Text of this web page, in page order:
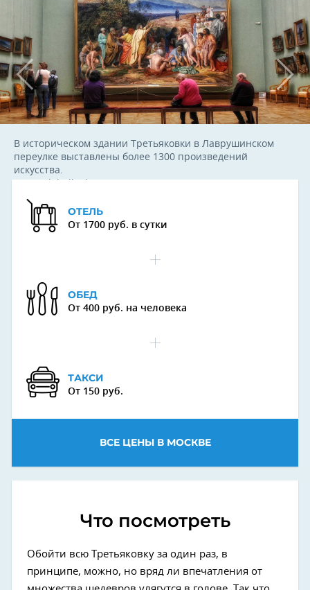
В историческом здании Третьяковки в Лаврушинском
переулке выставлены более 1300 произведений
искусства.
ОТЕЛЬ
От 1700 руб. в сутки
ОБЕД
От 400 руб. на человека
ТАКСИ
От 150 руб.
ВСЕ ЦЕНЫ В МОСКВЕ
Что посмотреть
Обойти всю Третьяковку за один раз, в
принципе, можно, но вряд ли впечатления от